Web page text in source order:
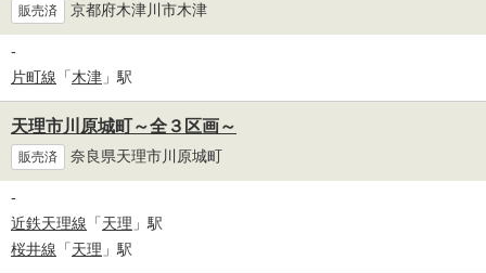
販売済 京都府木津川市木津
-
片町線 「木津 」駅
天理市川原城町～全３区画～
販売済 奈良県天理市川原城町
-
近鉄天理線 「天理 」駅
桜井線 「天理 」駅